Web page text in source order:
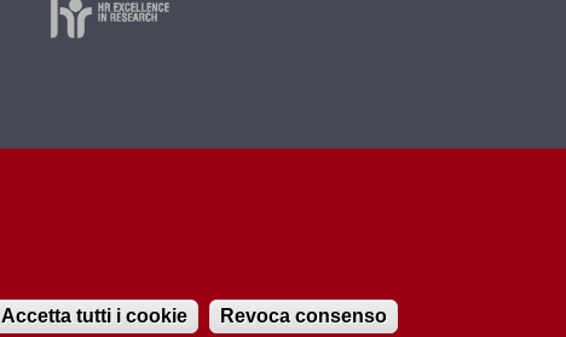
Accetta tutti i cookie Revoca consenso